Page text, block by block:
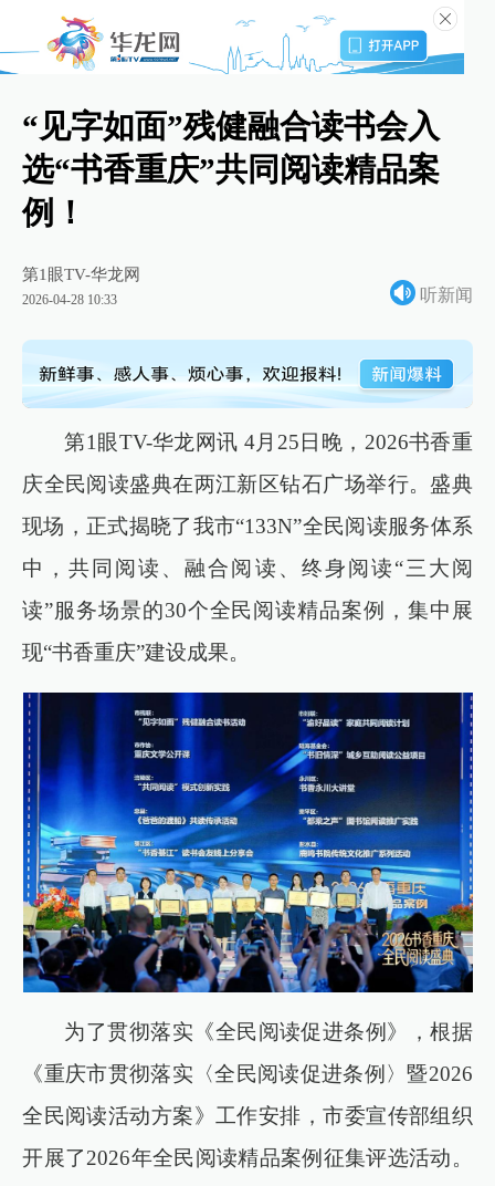
“见字如面”残健融合读书会入
选“书香重庆”共同阅读精品案
例！
第1眼TV-华龙网
2026-04-28 10:33 听新闻
第1眼TV-华龙网讯 4月25日晚，2026书香重
庆全民阅读盛典在两江新区钻石广场举行。盛典
现场，正式揭晓了我市“133N”全民阅读服务体系
中，共同阅读、融合阅读、终身阅读“三大阅
读”服务场景的30个全民阅读精品案例，集中展
现“书香重庆”建设成果。
为了贯彻落实《全民阅读促进条例》，根据
《重庆市贯彻落实〈全民阅读促进条例〉暨2026
全民阅读活动方案》工作安排，市委宣传部组织
开展了2026年全民阅读精品案例征集评选活动。